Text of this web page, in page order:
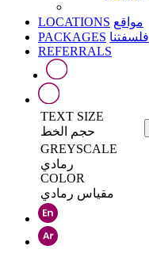
LOCATIONS مواقع
PACKAGES فلسفتنا
REFERRALS
TEXT SIZE
حجم الخط
GREYSCALE
رمادي
COLOR
مقياس رمادي